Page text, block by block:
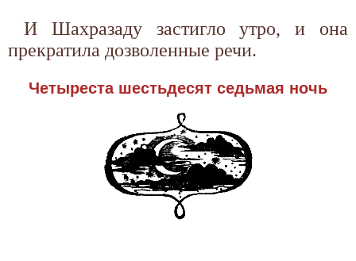
И Шахразаду застигло утро, и она
прекратила дозволенные речи.
Четыреста шестьдесят седьмая ночь